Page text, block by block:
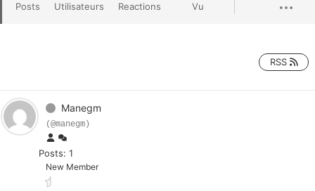
Posts Utilisateurs Reactions Vu
RSS
Manegm
(@manegm)
Posts: 1
New Member